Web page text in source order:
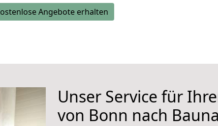
Angebote erhalten
Unser Service für
von Bonn nach